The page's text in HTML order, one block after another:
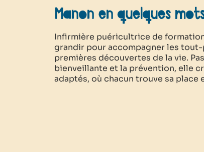
Manon en quelques
Infirmière puéricultrice de
grandir pour accompagner les
premières découvertes de la vie.
bienveillante et la prévention, elle
adaptés, où chacun trouve sa place